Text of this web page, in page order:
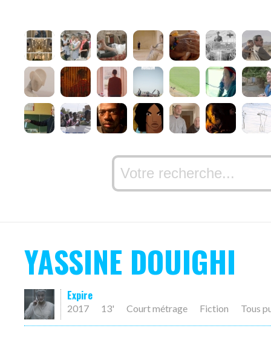
YASSINE DOUIGHI
Expire
2017 13' Court métrage Fiction Tous